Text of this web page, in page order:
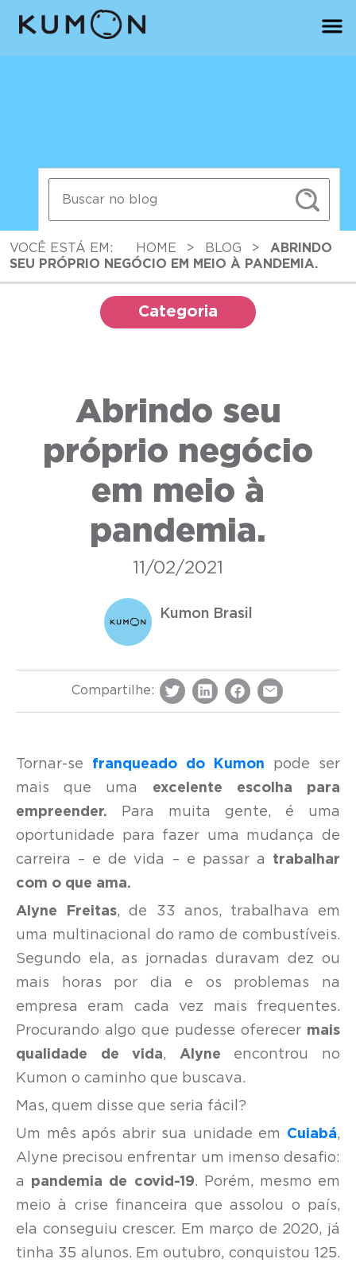
VOCÊ ESTÁ EM: HOME > BLOG >
ABRINDO
SEU PRÓPRIO NEGÓCIO EM MEIO À PANDEMIA.
Categoria
Abrindo seu
próprio negócio
em meio à
pandemia.
11/02/2021
Kumon Brasil
Compartilhe:
Tornar-se franqueado do Kumon pode ser
mais que uma excelente escolha para
empreender. Para muita gente, é uma
oportunidade para fazer uma mudança de
carreira – e de vida – e passar a trabalhar
com o que ama.
Alyne Freitas, de 33 anos, trabalhava em
uma multinacional do ramo de combustíveis.
Segundo ela, as jornadas duravam dez ou
mais horas por dia e os problemas na
empresa eram cada vez mais frequentes.
Procurando algo que pudesse oferecer mais
qualidade de vida, Alyne encontrou no
Kumon o caminho que buscava.
Mas, quem disse que seria fácil?
Um mês após abrir sua unidade em Cuiabá,
Alyne precisou enfrentar um imenso desafio:
a pandemia de covid-19. Porém, mesmo em
meio à crise financeira que assolou o país,
ela conseguiu crescer. Em março de 2020, já
tinha 35 alunos. Em outubro, conquistou 125.